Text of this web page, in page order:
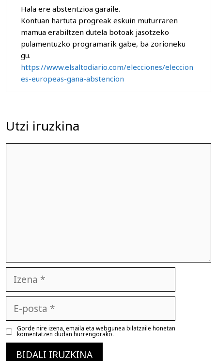
Hala ere abstentzioa garaile.
Kontuan hartuta progreak eskuin muturraren
mamua erabiltzen dutela botoak jasotzeko
pulamentuzko programarik gabe, ba zorioneku
gu.
https://www.elsaltodiario.com/elecciones/eleccion
es-europeas-gana-abstencion
Utzi iruzkina
posta
Gorde nire izena, emaila eta webgunea bilatzaile honetan
komentatzen dudan hurrengorako.